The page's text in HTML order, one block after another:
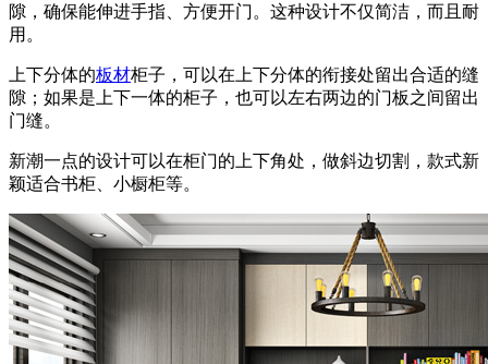
隙，确保能伸进手指、方便开门。这种设计不仅简洁，而且耐
用。
上下分体的板材柜子，可以在上下分体的衔接处留出合适的缝
隙；如果是上下一体的柜子，也可以左右两边的门板之间留出
门缝。
新潮一点的设计可以在柜门的上下角处，做斜边切割，款式新
颖适合书柜、小橱柜等。